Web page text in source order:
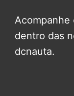
Acompanhe
dentro das
dcnauta.